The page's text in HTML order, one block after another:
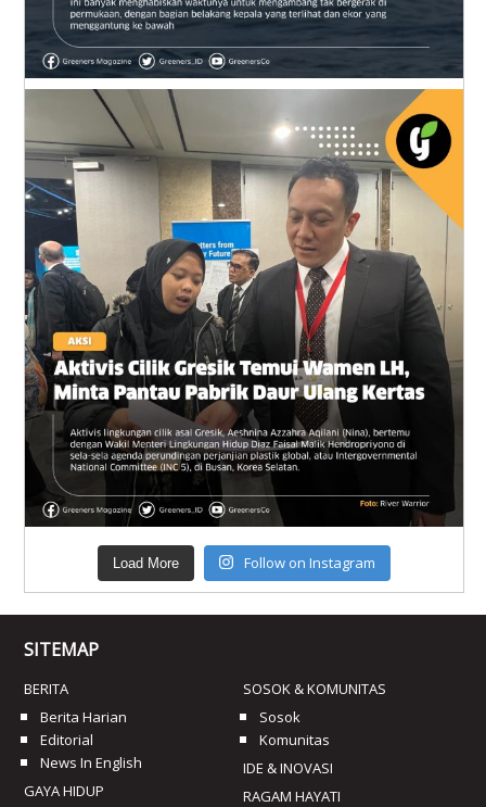
Load More Follow on Instagram
SITEMAP
BERITA
Berita Harian
Editorial
News In English
GAYA HIDUP
SOSOK & KOMUNITAS
Sosok
Komunitas
IDE & INOVASI
RAGAM HAYATI